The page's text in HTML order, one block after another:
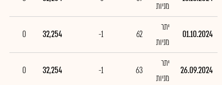
מניות
01.10.2024
יתר
מניות
62
-1
32,254
0
26.09.2024
יתר
מניות
63
-1
32,254
0